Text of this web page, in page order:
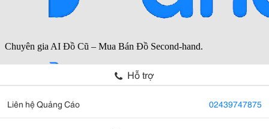
Hỗ trợ
Liên hệ Quảng Cáo 02439747875